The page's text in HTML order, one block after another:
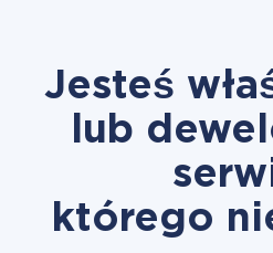
Jesteś
lub
którego